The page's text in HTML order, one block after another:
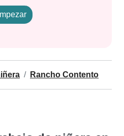
Rancho Contento